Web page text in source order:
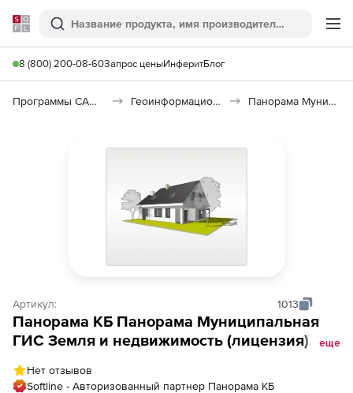
Softline
Поиск
8 (800) 200-08-60Запрос ценыИнферитБлог
Программы САПР и ГИС Геоинформационные системы (ГИС) Панорама Муниципальная ГИС Земля и недвижимость
Артикул: 1013
Панорама КБ Панорама Муниципальная
ГИС Земля и недвижимость (лицензия),
рабочих мест(за каждое)
еще
Нет отзывов
Softline - Авторизованный партнер Панорама КБ